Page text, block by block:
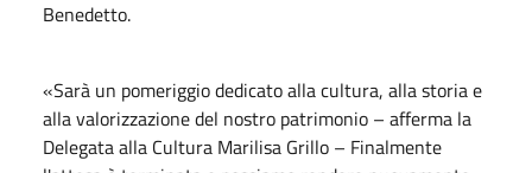
Benedetto.
«Sarà un pomeriggio dedicato alla cultura, alla storia e
alla valorizzazione del nostro patrimonio – afferma la
Delegata alla Cultura Marilisa Grillo – Finalmente